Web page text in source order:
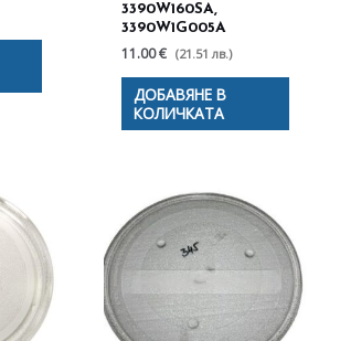
3390W160SA,
3390W1G005A
11.00 € (21.51 лв.)
ДОБАВЯНЕ В
КОЛИЧКАТА